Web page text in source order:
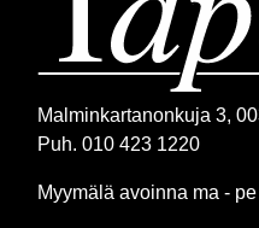
Malminkartanonkuja 3,
Puh. 010 423 1220
Myymälä avoinna ma -